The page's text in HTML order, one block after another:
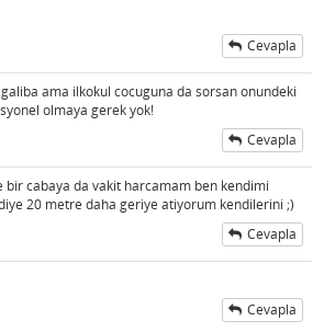
Cevapla
ama ilkokul cocuguna da sorsan onundeki
olmaya gerek yok!
Cevapla
cabaya da vakit harcamam ben kendimi
20 metre daha geriye atiyorum kendilerini ;)
Cevapla
Cevapla